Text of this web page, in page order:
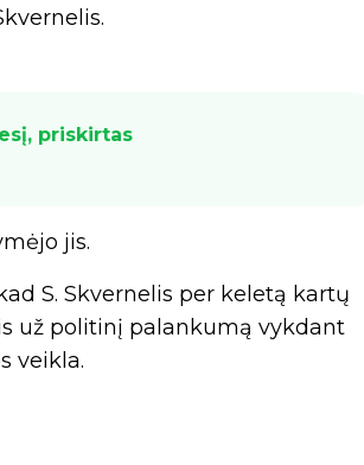
priskirtas
jis.
S. Skvernelis per keletą kartų
už politinį palankumą vykdant
veikla.